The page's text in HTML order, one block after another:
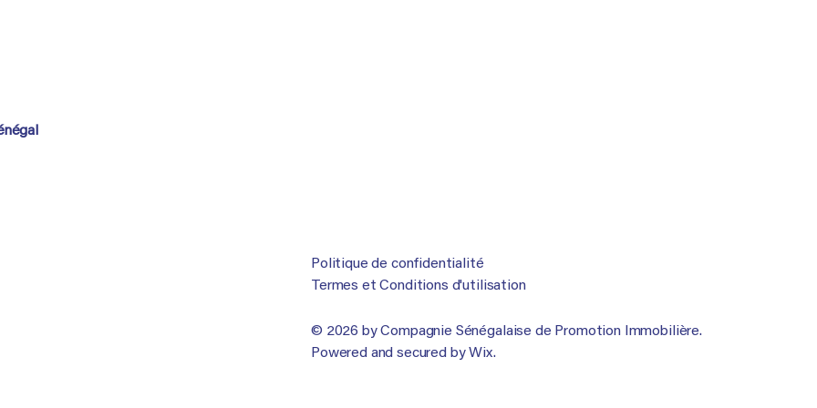
Politique de confidentialité
Termes et Conditions d'utilisation
© 2026 by Compagnie Sénégalaise de Promotion Immobilière.
Powered and secured byWix.